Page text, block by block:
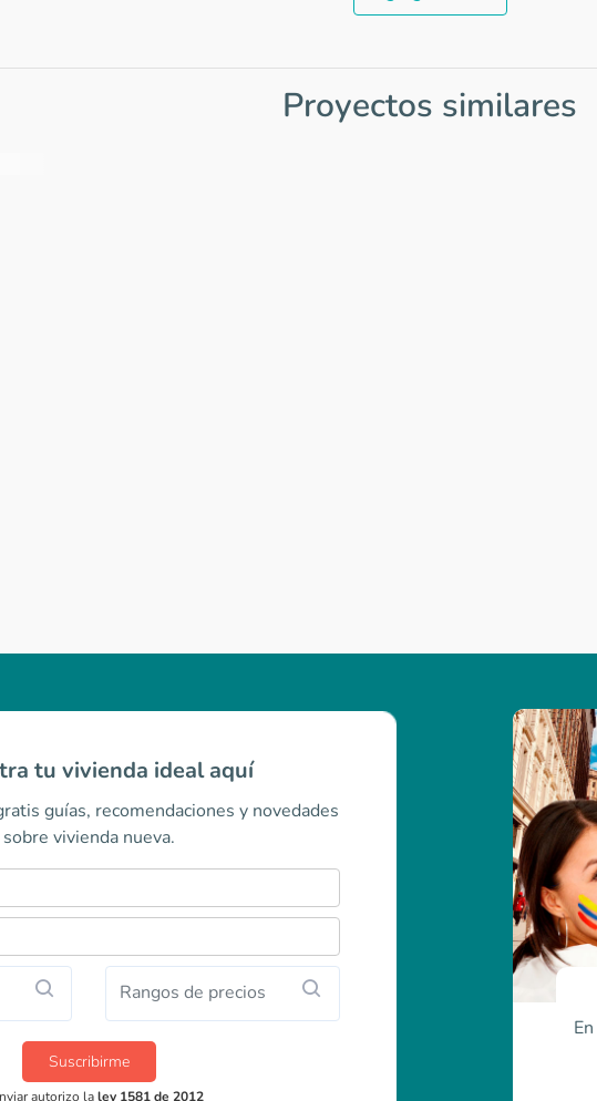
Proyectos similares
tu vivienda ideal aquí
guías, recomendaciones y novedades
sobre vivienda nueva.
Rangos de precios
Suscribirme
autorizo laley 1581 de 2012
En